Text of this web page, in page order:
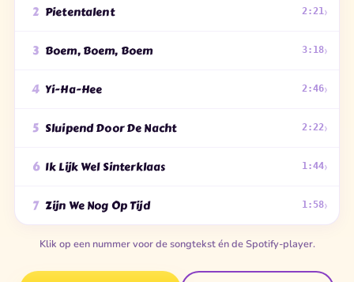
2 Pietentalent 2:21›
3 Boem, Boem, Boem 3:18›
4 Yi-Ha-Hee 2:46›
5 Sluipend Door De Nacht 2:22›
6 Ik Lijk Wel Sinterklaas 1:44›
7 Zijn We Nog Op Tijd 1:58›
Klik op een nummer voor de songtekst én de Spotify-player.